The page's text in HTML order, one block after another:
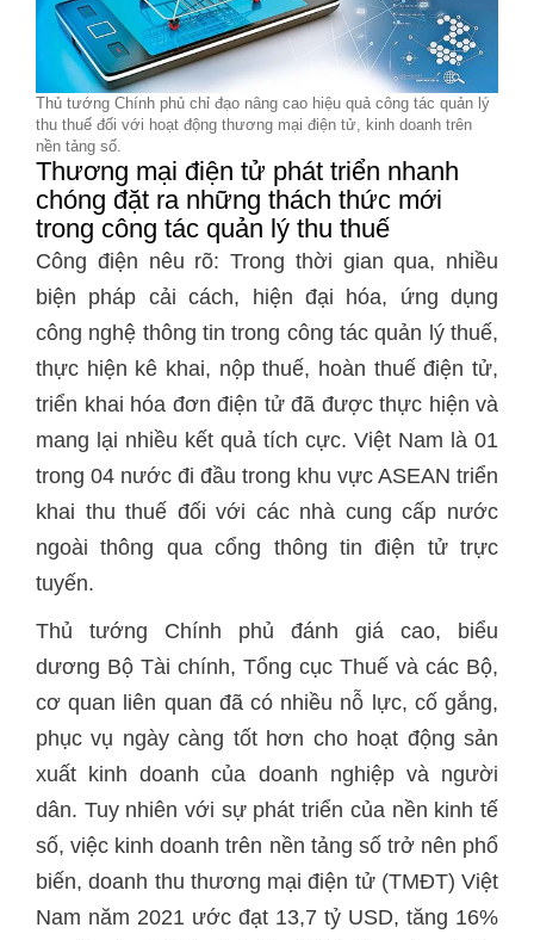
Thủ tướng Chính phủ chỉ đạo nâng cao hiệu quả công tác quản lý
thu thuế đối với hoạt động thương mại điện tử, kinh doanh trên
nền tảng số.
Thương mại điện tử phát triển nhanh
chóng đặt ra những thách thức mới
trong công tác quản lý thu thuế
Công điện nêu rõ: Trong thời gian qua, nhiều
biện pháp cải cách, hiện đại hóa, ứng dụng
công nghệ thông tin trong công tác quản lý thuế,
thực hiện kê khai, nộp thuế, hoàn thuế điện tử,
triển khai hóa đơn điện tử đã được thực hiện và
mang lại nhiều kết quả tích cực. Việt Nam là 01
trong 04 nước đi đầu trong khu vực ASEAN triển
khai thu thuế đối với các nhà cung cấp nước
ngoài thông qua cổng thông tin điện tử trực
tuyến.
Thủ tướng Chính phủ đánh giá cao, biểu
dương Bộ Tài chính, Tổng cục Thuế và các Bộ,
cơ quan liên quan đã có nhiều nỗ lực, cố gắng,
phục vụ ngày càng tốt hơn cho hoạt động sản
xuất kinh doanh của doanh nghiệp và người
dân. Tuy nhiên với sự phát triển của nền kinh tế
số, việc kinh doanh trên nền tảng số trở nên phổ
biến, doanh thu thương mại điện tử (TMĐT) Việt
Nam năm 2021 ước đạt 13,7 tỷ USD, tăng 16%